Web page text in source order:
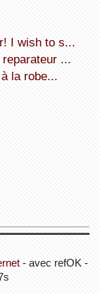
I wish to s...
reparateur ...
la robe...
- avec refOK -